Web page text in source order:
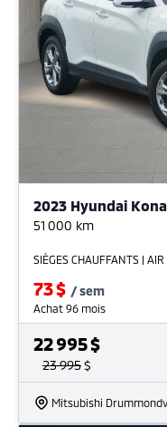
2023 Hyundai
51 000 km
SIÈGES CHAUFFANTS |
73$ /sem
Achat 96 mois
22 995$
23 995$
Mitsubishi